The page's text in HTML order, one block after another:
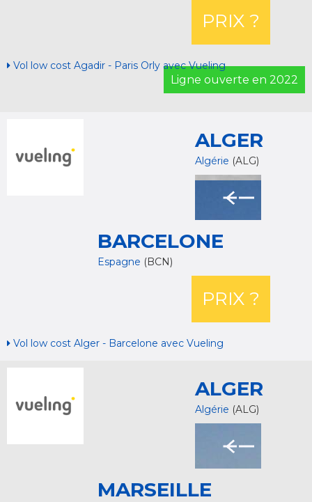
PRIX ?
Vol low cost Agadir - Paris Orly avec Vueling
Ligne ouverte en 2022
ALGER
Algérie (ALG)
BARCELONE
Espagne (BCN)
PRIX ?
Vol low cost Alger - Barcelone avec Vueling
ALGER
Algérie (ALG)
MARSEILLE